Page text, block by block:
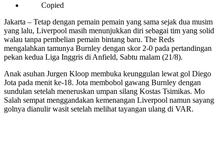
Copied
Jakarta – Tetap dengan pemain pemain yang sama sejak dua musim
yang lalu, Liverpool masih menunjukkan diri sebagai tim yang solid
walau tanpa pembelian pemain bintang baru. The Reds
mengalahkan tamunya Burnley dengan skor 2-0 pada pertandingan
pekan kedua Liga Inggris di Anfield, Sabtu malam (21/8).
Anak asuhan Jurgen Kloop membuka keunggulan lewat gol Diego
Jota pada menit ke-18. Jota membobol gawang Burnley dengan
sundulan setelah meneruskan umpan silang Kostas Tsimikas. Mo
Salah sempat menggandakan kemenangan Liverpool namun sayang
golnya dianulir wasit setelah melihat tayangan ulang di VAR.